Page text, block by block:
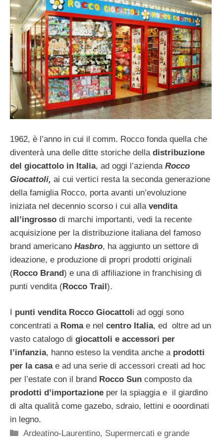
1962, è l’anno in cui il comm. Rocco fonda quella che
diventerà una delle ditte storiche della distribuzione
del giocattolo in Italia, ad oggi l’azienda Rocco
Giocattoli, ai cui vertici resta la seconda generazione
della famiglia Rocco, porta avanti un’evoluzione
iniziata nel decennio scorso i cui alla vendita
all’ingrosso di marchi importanti, vedi la recente
acquisizione per la distribuzione italiana del famoso
brand americano Hasbro, ha aggiunto un settore di
ideazione, e produzione di propri prodotti originali
(Rocco Brand) e una di affiliazione in franchising di
punti vendita (Rocco Trail).
punti vendita Rocco Giocattol i ad oggi sono
concentrati a Romae nel centro Italia, ed oltre ad un
vasto catalogo di giocattoli e accessori per
l’infanzia, hanno esteso la vendita anche a prodotti
per la casa e ad una serie di accessori creati ad hoc
per l’estate con il brand Rocco Sun composto da
prodotti d’importazione per la spiaggia e il giardino
di alta qualità come gazebo, sdraio, lettini e ooordinati
in legno.
Categorie
Ardeatino-Laurentino, Supermercati e grande